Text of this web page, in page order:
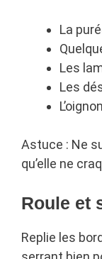
La
Les
Les
Astuce : Ne
qu’elle ne
Roule et
Replie les